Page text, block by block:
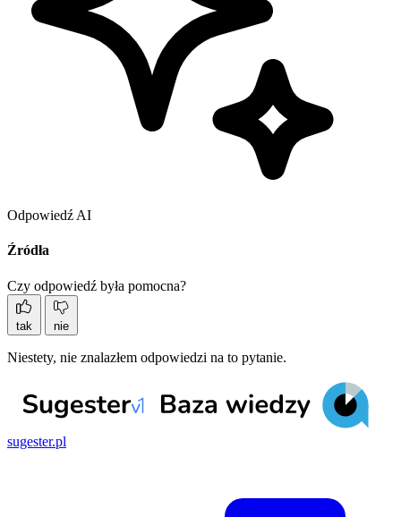
Odpowiedź AI
Źródła
Czy odpowiedź była pomocna?
tak nie
Niestety, nie znalazłem odpowiedzi na to pytanie.
sugester.pl